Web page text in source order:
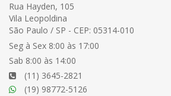
Rua Hayden, 105
Vila Leopoldina
São Paulo / SP - CEP: 05314-010
Seg à Sex 8:00 às 17:00
Sab 8:00 às 14:00
(11) 3645-2821
(19) 98772-5126